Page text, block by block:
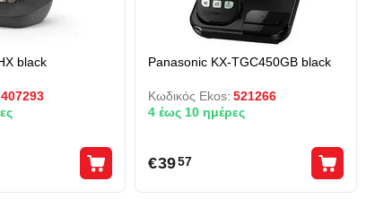
black
407293
Panasonic KX-TGC450GB black
Κωδικός Ekos: 521266
4 έως 10 ημέρες
€39 57